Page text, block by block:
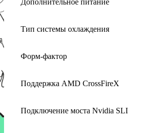
Дополнительное питание
Тип системы охлаждения
Форм-фактор
Поддержка AMD CrossFireX
Подключение моста Nvidia SLI